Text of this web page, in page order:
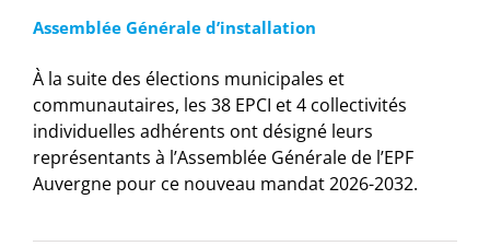
Assemblée Générale d’installation
À la suite des élections municipales et
communautaires, les 38 EPCI et 4 collectivités
individuelles adhérents ont désigné leurs
représentants à l’Assemblée Générale de l’EPF
Auvergne pour ce nouveau mandat 2026-2032.